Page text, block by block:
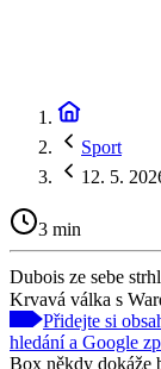
Sport
12. 5.
3 min
Dubois ze sebe
Krvavá válka s
Přidejte si
hledání a Google
Box někdy dokáže